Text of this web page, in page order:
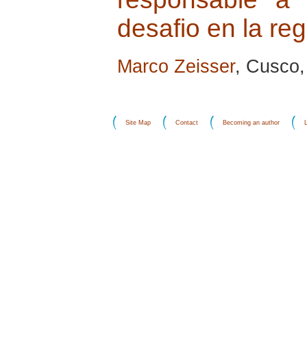
desafio en la
Marco Zeisser,
Site Map Contact Becoming an author